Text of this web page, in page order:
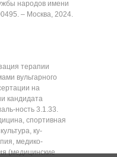
народов имени
‒ Москва, 2024.
терапии
вульгарного
на
кандидата
ность 3.1.33.
спортивная
ку-
медико-
(медицинские